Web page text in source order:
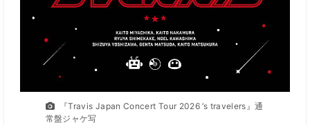
『Travis Japan Concert Tour 2026 ’s travelers』通
常盤ジャケ写